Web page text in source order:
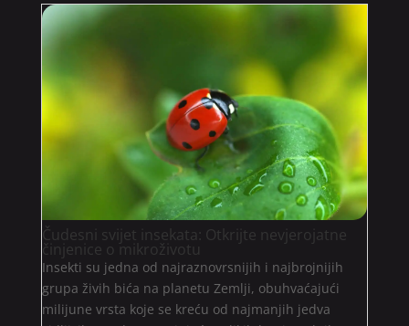
Čudesni svijet insekata: Otkrijte nevjerojatne
činjenice o mikroživotu
Insekti su jedna od najraznovrsnijih i najbrojnijih
grupa živih bića na planetu Zemlji, obuhvaćajući
milijune vrsta koje se kreću od najmanjih jedva